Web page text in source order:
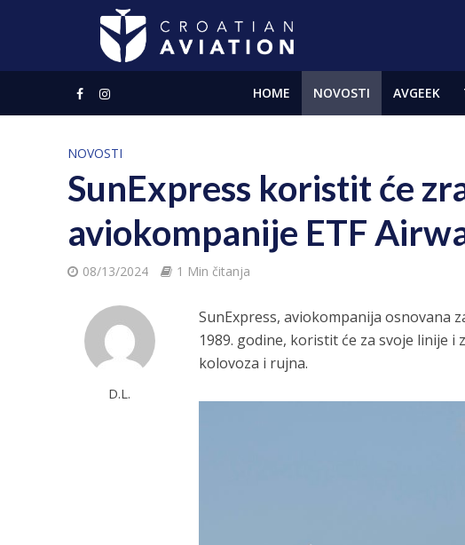
HOME NOVOSTI AVGEEK
NOVOSTI
SunExpress koristit će
aviokompanije ETF
08/13/2024 1 Min čitanja
D.L.
SunExpress, aviokompanija osnovana
1989. godine, koristit će za svoje linije
kolovoza i rujna.